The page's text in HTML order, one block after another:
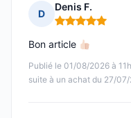
D
Denis F.
Note : 5 sur 5
Publié le 01/08/2026 à
suite à un achat du 27/
Bon article